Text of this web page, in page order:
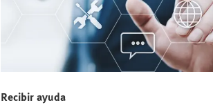
Recibir ayuda